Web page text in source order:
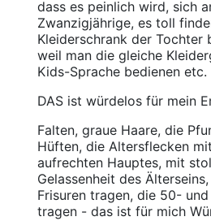
dass es peinlich wird, sich
Zwanzigjährige, es toll
Kleiderschrank der Tochter
weil man die gleiche
Kids-Sprache bedienen etc.
DAS ist würdelos für mein
Falten, graue Haare, die
Hüften, die Altersflecken
aufrechten Hauptes, mit
Gelassenheit des
Frisuren tragen, die 50-
tragen - das ist für mich